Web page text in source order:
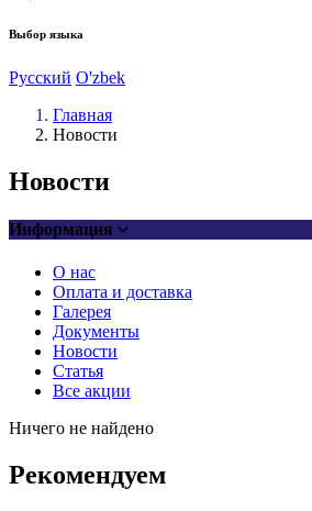
Выбор языка
Русский O'zbek
Главная
Новости
Новости
Информация
О нас
Оплата и доставка
Галерея
Документы
Новости
Статья
Все акции
Ничего не найдено
Рекомендуем